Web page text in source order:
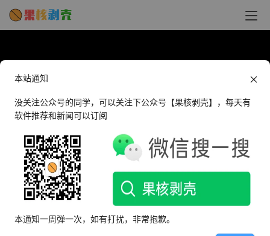
【果核视频】拷打三款开黑软件，谁才是内
存和降噪的双料冠军？ - 果核剥壳
本站通知
没关注公众号的同学，可以关注下公众号【果核剥壳】，每天有
软件推荐和新闻可以订阅
本通知一周弹一次，如有打扰，非常抱歉。